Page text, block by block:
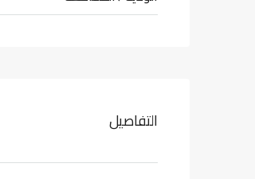
التفاصيل